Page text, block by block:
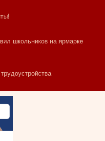
школьников на ярмарке